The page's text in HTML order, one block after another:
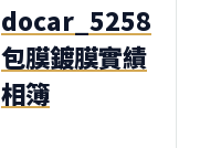
docar_5258
包膜鍍膜實績
相簿